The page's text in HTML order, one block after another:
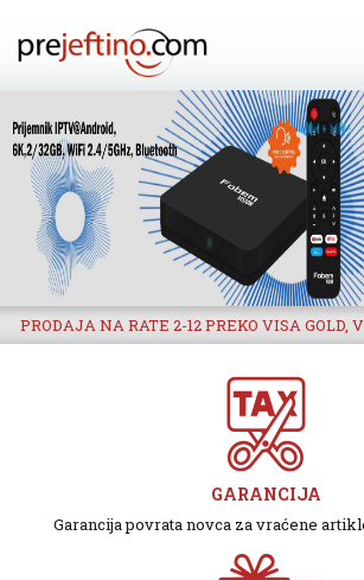
PRODAJA NA RATE 2-12 PREKO VISA GOLD,
GARANCIJA
Garancija povrata novca za vraćene